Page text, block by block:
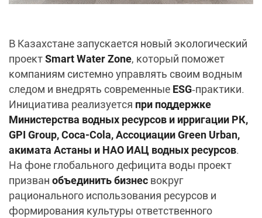
В Казахстане запускается новый экологический
проектSmart Water Zone, который поможет
компаниям системно управлять своим водным
следом и внедрять современные ESG‑практики.
Инициатива реализуется при поддержке
Министерства водных ресурсов и ирригации РК,
GPI Group, Coca‑Cola, Ассоциации Green Urban,
акимата Астаны и НАО ИАЦ водных ресурсов.
На фоне глобального дефицита воды проект
призван объединить бизнес вокруг
рационального использования ресурсов и
формирования культуры ответственного